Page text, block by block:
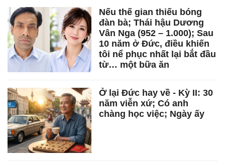
Nếu thế gian thiếu bóng
đàn bà; Thái hậu Dương
Vân Nga (952 – 1.000); Sau
10 năm ở Đức, điều khiến
tôi nể phục nhất lại bắt đầu
từ… một bữa ăn
Ở lại Đức hay về - Kỳ II: 30
năm viễn xứ; Có anh
chàng học việc; Ngày ấy